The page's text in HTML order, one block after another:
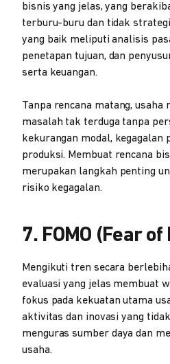
bisnis yang jelas, yang
terburu-buru dan tidak
yang baik meliputi analisis
penetapan tujuan, dan
serta keuangan.
Tanpa rencana matang, usaha
masalah tak terduga tanpa
kekurangan modal, kegagalan
produksi. Membuat rencana
merupakan langkah penting
risiko kegagalan.
7. FOMO (Fear
Mengikuti tren secara
evaluasi yang jelas membuat
fokus pada kekuatan utama
aktivitas dan inovasi yang
menguras sumber daya dan
usaha.